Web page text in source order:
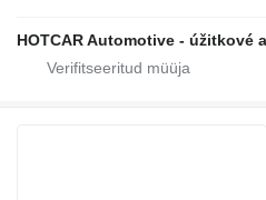
HOTCAR Automotive - úžitkové